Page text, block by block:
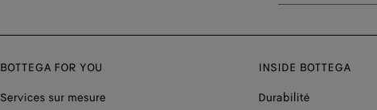
BOTTEGA FOR YOU
Services sur mesure
INSIDE BOTTEGA
Durabilité